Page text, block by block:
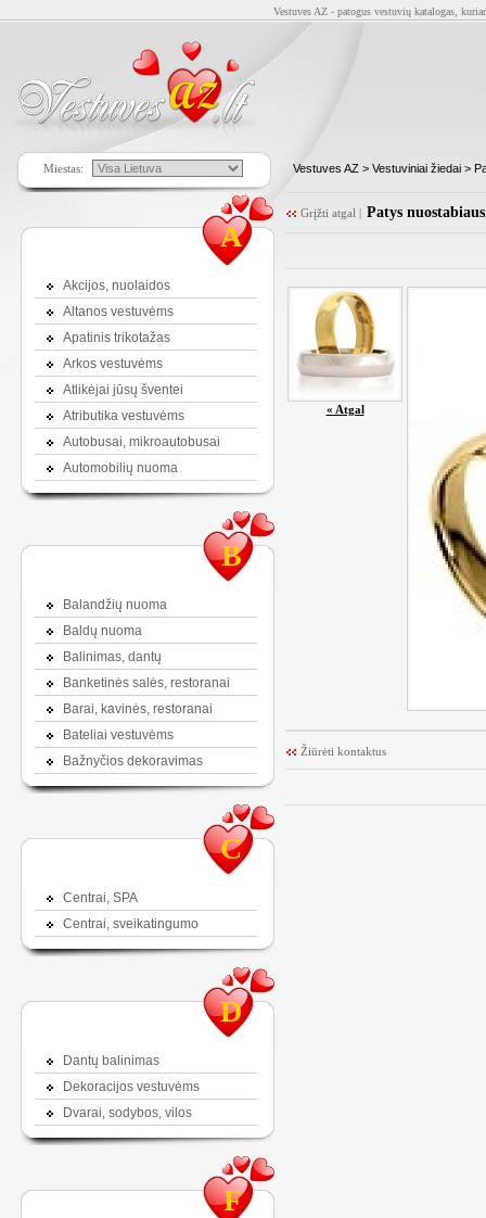
Vestuves AZ - patogus vestuvių katalogas,
Miestas: Vestuves AZ > Vestuviniai žiedai >
A
Akcijos, nuolaidos
Altanos vestuvėms
Apatinis trikotažas
Arkos vestuvėms
Atlikėjai jūsų šventei
Atributika vestuvėms
Autobusai, mikroautobusai
Automobilių nuoma
B
Balandžių nuoma
Baldų nuoma
Balinimas, dantų
Banketinės salės, restoranai
Barai, kavinės, restoranai
Bateliai vestuvėms
Bažnyčios dekoravimas
C
Centrai, SPA
Centrai, sveikatingumo
D
Dantų balinimas
Dekoracijos vestuvėms
Dvarai, sodybos, vilos
F
Grįžti atgal | Patys
« Atgal
Žiūrėti kontaktus